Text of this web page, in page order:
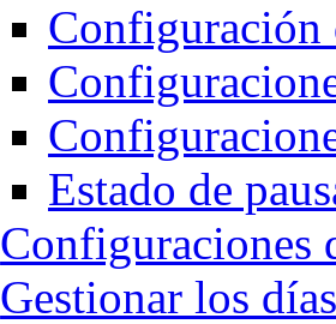
Configuración
Estado de
Configuraciones
Gestionar los